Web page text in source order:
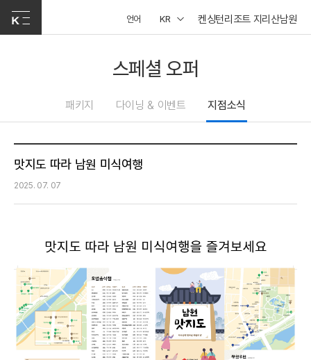
언어 KR 켄싱턴리조트 지리산남원
스페셜 오퍼
패키지 다이닝 & 이벤트 지점소식
맛지도 따라 남원 미식여행
2025. 07. 07